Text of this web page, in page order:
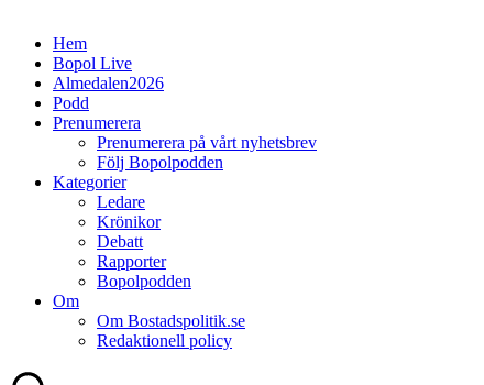
Hem
Bopol Live
Almedalen2026
Podd
Prenumerera
Prenumerera på vårt nyhetsbrev
Följ Bopolpodden
Kategorier
Ledare
Krönikor
Debatt
Rapporter
Bopolpodden
Om
Om Bostadspolitik.se
Redaktionell policy